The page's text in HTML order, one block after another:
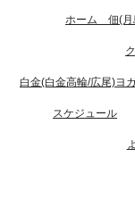
ホーム 佃(月
白金(白金高輪/広尾)ヨ
スケジュール